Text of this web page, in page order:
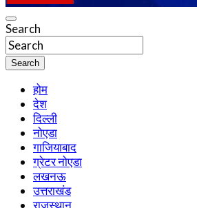
News Diary Today
Truth be told
Search
Search
होम
देश
दिल्ली
नोएडा
गाजियाबाद
ग्रेटर नोएडा
लखनऊ
उत्तराखंड
राजस्थान